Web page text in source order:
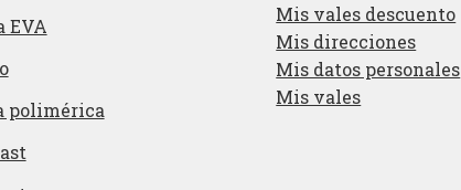
EVA
polimérica
Mis vales descuento
Mis direcciones
Mis datos personales
Mis vales